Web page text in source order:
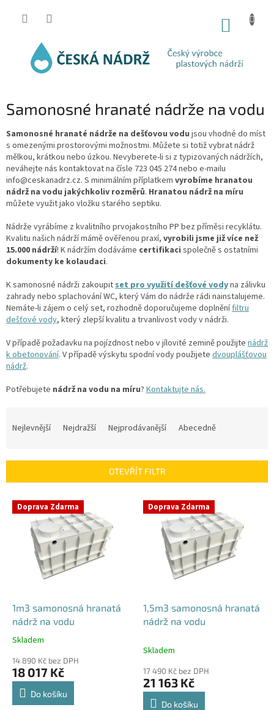
Samonosné hranaté nádrže na vodu
Samonosné hranaté nádrže na dešťovou vodu jsou vhodné do míst
s omezenými prostorovými možnostmi. Můžete si totiž vybrat nádrž
mělkou, krátkou nebo úzkou. Nevyberete-li si z typizovaných nádržích,
neváhejte nás kontaktovat na čísle 723 045 274 nebo e-mailu
info@ceskanadrz.cz. S minimálním příplatkem vyrobíme hranatou
nádrž na vodu jakýchkoliv rozměrů. Hranatou nádrž na míru
můžete využit jako vložku starého septiku.
Nádrže vyrábíme z kvalitního prvojakostního PP bez příměsi recyklátu.
Kvalitu našich nádrží mámě ověřenou praxí, vyrobili jsme již více než
15.000 nádrží! K nádržím dodáváme certifikaci společně s ostatními
dokumenty ke kolaudaci.
K samonosné nádrži zakoupit set pro využití dešťové vodyna zálivku
zahrady nebo splachování WC, který Vám do nádrže rádi nainstalujeme.
Nemáte-li zájem o celý set, rozhodně doporučujeme doplněnífiltru
dešťové vody, který zlepší kvalitu a trvanlivost vody v nádrži.
V případě požadavku na pojízdnost nebo v jílovité zemině použijte nádrž
k obetonování. V případě výskytu spodní vody použijete dvouplášťovou
nádrž.
Potřebujete nádrž na vodu na míru? Kontaktujte nás.
í
Nejlevnější Nejdražší Nejprodávanější Abecedně
OTEVŘÍT FILTR
V Doprava Zdarma
1m3 samonosná hranatá
nádrž na vodu
Průměrné
produktu
je
5,0
Skladem
14 890 Kč bez DPH
18 017 Kč
Do košíku
Doprava Zdarma
1,5m3 samonosná hranatá
nádrž na vodu
Skladem
17 490 Kč bez DPH
21 163 Kč
Do košíku